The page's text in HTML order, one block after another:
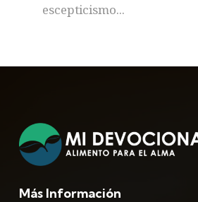
escepticismo...
Más Información